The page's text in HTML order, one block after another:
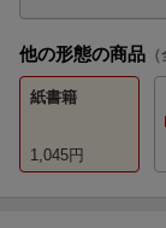
他の形態の商品
紙書籍
1,045円